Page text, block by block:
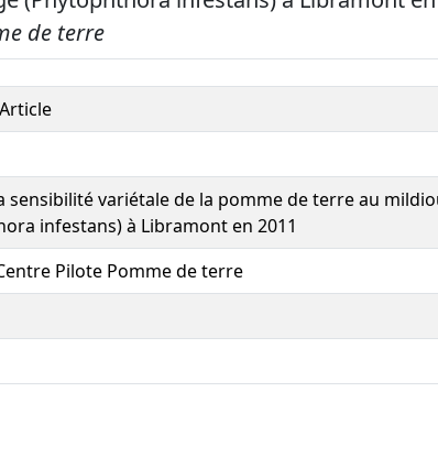
de terre
sensibilité variétale de la pomme de terre au
infestans) à Libramont en 2011
Pilote Pomme de terre